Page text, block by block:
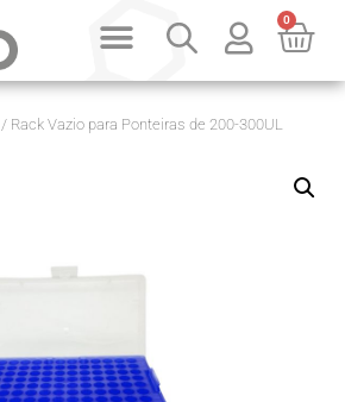
0
/ Rack Vazio para Ponteiras de 200-300UL